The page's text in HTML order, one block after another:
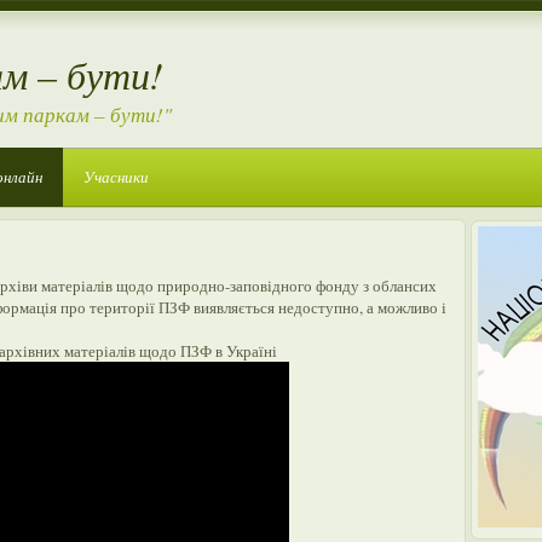
– бути!
паркам – бути!"
Учасники
матеріалів щодо природно-заповідного фонду з облансих
про території ПЗФ виявляється недоступно, а можливо і
матеріалів щодо ПЗФ в Україні